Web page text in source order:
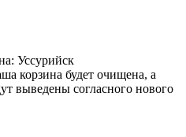
Уссурийск
корзина будет очищена, а
выведены согласного нового